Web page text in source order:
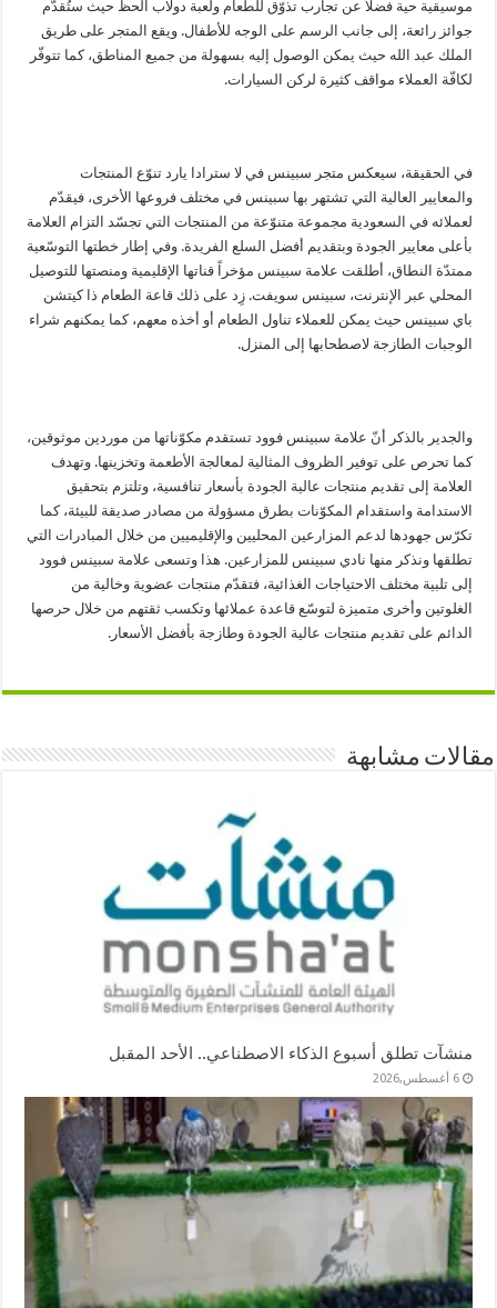
موسيقية حية فضلاً عن تجارب تذوّق للطعام ولعبة دولاب الحظّ حيث ستُقدّم
جوائز رائعة، إلى جانب الرسم على الوجه للأطفال. ويقع المتجر على طريق
الملك عبد الله حيث يمكن الوصول إليه بسهولة من جميع المناطق، كما تتوفّر
لكافّة العملاء مواقف كثيرة لركن السيارات.
في الحقيقة، سيعكس متجر سبينس في لا سترادا يارد تنوّع المنتجات
والمعايير العالية التي تشتهر بها سبينس في مختلف فروعها الأخرى، فيقدّم
لعملائه في السعودية مجموعة متنوّعة من المنتجات التي تجسّد التزام العلامة
بأعلى معايير الجودة وبتقديم أفضل السلع الفريدة. وفي إطار خطتها التوسّعية
ممتدّة النطاق، أطلقت علامة سبينس مؤخراً قناتها الإقليمية ومنصتها للتوصيل
المحلي عبر الإنترنت، سبينس سويفت. زِد على ذلك قاعة الطعام ذا كيتشن
باي سبينس حيث يمكن للعملاء تناول الطعام أو أخذه معهم، كما يمكنهم شراء
الوجبات الطازجة لاصطحابها إلى المنزل.
والجدير بالذكر أنّ علامة سبينس فوود تستقدم مكوّناتها من موردين موثوقين،
كما تحرص على توفير الظروف المثالية لمعالجة الأطعمة وتخزينها. وتهدف
العلامة إلى تقديم منتجات عالية الجودة بأسعار تنافسية، وتلتزم بتحقيق
الاستدامة واستقدام المكوّنات بطرق مسؤولة من مصادر صديقة للبيئة، كما
تكرّس جهودها لدعم المزارعين المحليين والإقليميين من خلال المبادرات التي
تطلقها ونذكر منها نادي سبينس للمزارعين. هذا وتسعى علامة سبينس فوود
إلى تلبية مختلف الاحتياجات الغذائية، فتقدّم منتجات عضوية وخالية من
الغلوتين وأخرى متميزة لتوسّع قاعدة عملائها وتكسب ثقتهم من خلال حرصها
الدائم على تقديم منتجات عالية الجودة وطازجة بأفضل الأسعار.
مقالات مشابهة
منشآت تطلق أسبوع الذكاء الاصطناعي.. الأحد المقبل
6 أغسطس,2026